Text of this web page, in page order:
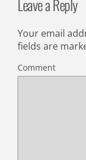
Leave a Reply
Your email
fields are
Comment